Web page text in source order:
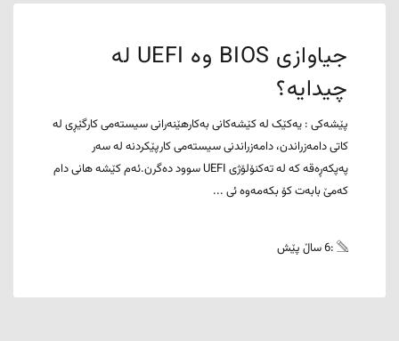
جیاوازی BIOS وە UEFI لە
چیدایە؟
پێشەکی : یەکێک لە کێشەکانی بەکارهێنەرانی سیستەمی کارگێڕی لە
کاتی دامەزراندن، دامەزراندنی سیستەمی کارپێکردنە لە سەر
پەپکەڕەقە کە لە تەکنۆلۆژی UEFI سوود دەگرن.ئەم کێشە هانی دام
کەمێ بابەت کۆ بکەمەوە ئی ...
:6 ساڵ پێش